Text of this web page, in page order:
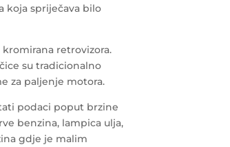
koja spriječava bilo
retrovizora.
su tradicionalno
za paljenje motora.
podaci poput brzine
benzina, lampica ulja,
gdje je malim